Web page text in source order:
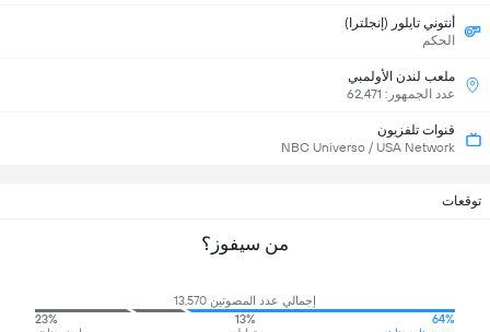
أنتوني تايلور (إنجلترا)
الحكم
ملعب لندن الأولمبي
عدد الجمهور: 62,471
قنوات تلفزيون
NBC Universo / USA Network
توقعات
من سيفوز؟
إجمالي عدد المصوتين 13,570
64%
13%
23%